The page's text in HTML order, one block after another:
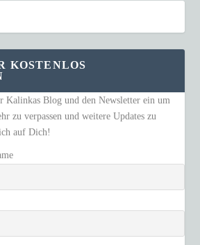
KOSTENLOS
Kalinkas Blog und den Newsletter ein um
zu verpassen und weitere Updates zu
auf Dich!